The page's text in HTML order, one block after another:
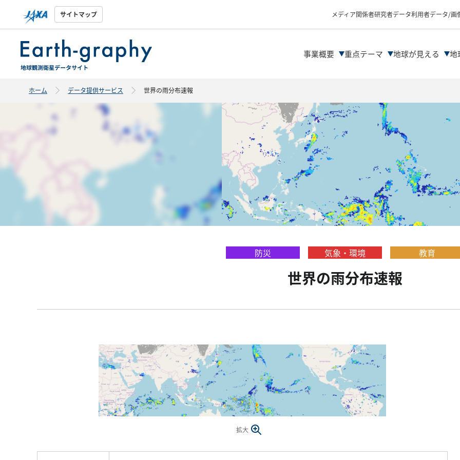
サイトマップ メディア関係者研究者データ利用者データ/画
事業概要 重点テーマ 地球が見える 地
データ解析の流れ
解析ツール/サイトの
ホーム データ提供サービス 世界の雨分布速報
防災 気象・環境 教育
世界の雨分布速報
拡大